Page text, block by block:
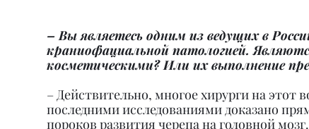
– Вы являетесь одним из ведущих в
краниофациальной патологией.
косметическими? Или их выполнение
– Действительно, многое хирурги на этот
последними исследованиями доказано
пороков развития черепа на головной